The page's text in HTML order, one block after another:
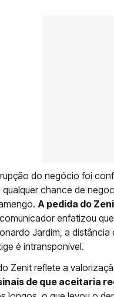
do negócio foi
chance de
A pedida do
enfatizou
Jardim, a distância
é intransponível.
Zenit reflete a
de que aceitaria